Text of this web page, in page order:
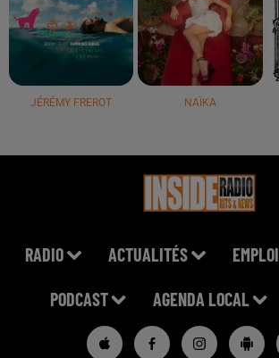
JÉRÉMY FREROT NAÏKA
RADIO ACTUALITÉS EMPLOI
PODCAST AGENDA LOCAL